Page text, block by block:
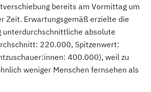
bereits am Vormittag um
Zeit. Erwartungsgemäß erzielte die
unterdurchschnittliche absolute
220.000, Spitzenwert:
400.000), weil zu
weniger Menschen fernsehen als